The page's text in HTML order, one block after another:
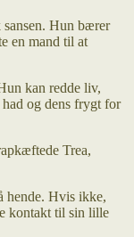
Hun bærer
en mand til at
kan redde liv,
og dens frygt for
Trea,
hende. Hvis ikke,
kontakt til sin lille